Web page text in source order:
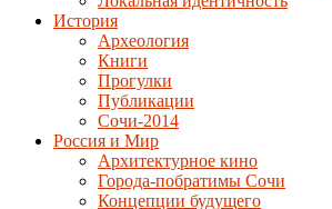
История
Археология
Книги
Прогулки
Публикации
Сочи-2014
Россия и Мир
Архитектурное кино
Города-побратимы Сочи
Концепции будущего